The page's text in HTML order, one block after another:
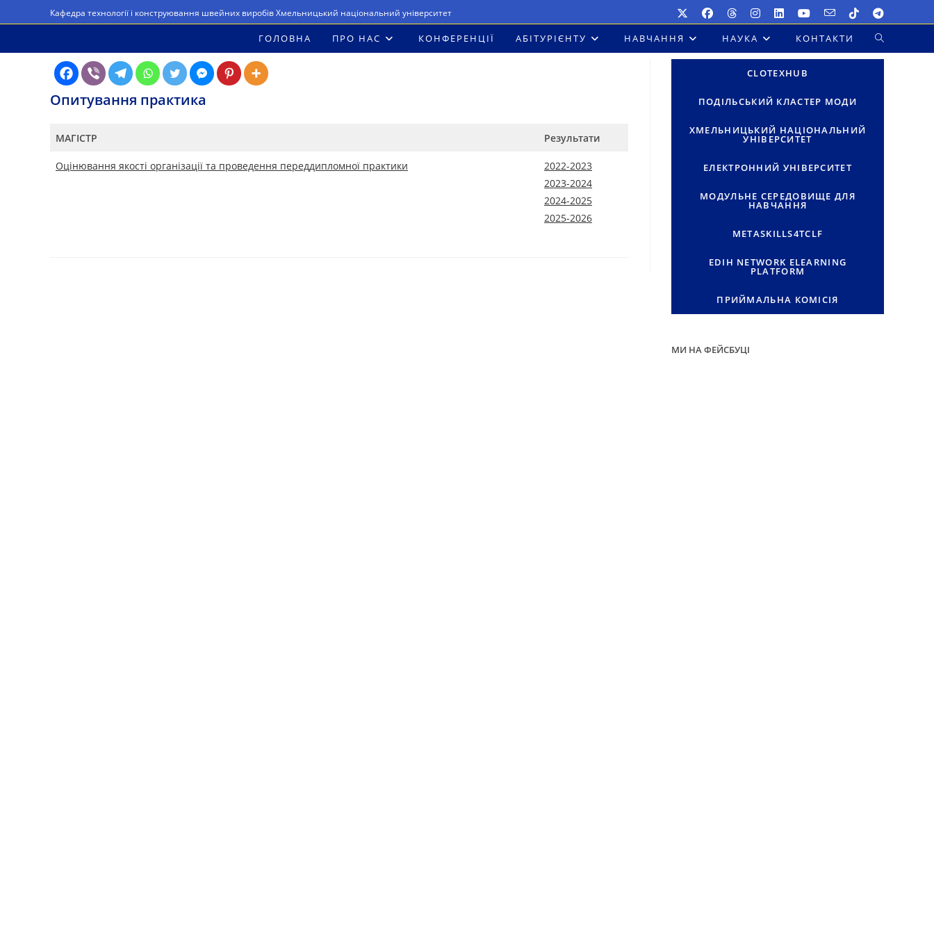
до
Кафедра технології і конструювання швейних виробів Хмельницький національний університет
ГОЛОВНА ПРО НАС КОНФЕРЕНЦІЇ АБІТУРІЄНТУ НАВЧАННЯ НАУКА КОНТАКТИ
Опитування практика
МАГІСТР Результати
Оцінювання якості організації та проведення переддипломної практики
2022-2023
2023-2024
2024-2025
2025-2026
CLOTEXHUB
ПОДІЛЬСЬКИЙ КЛАСТЕР МОДИ
ХМЕЛЬНИЦЬКИЙ НАЦІОНАЛЬНИЙ
УНІВЕРСИТЕТ
ЕЛЕКТРОННИЙ УНІВЕРСИТЕТ
МОДУЛЬНЕ СЕРЕДОВИЩЕ ДЛЯ
НАВЧАННЯ
METASKILLS4TCLF
EDIH NETWORK ELEARNING
PLATFORM
ПРИЙМАЛЬНА КОМІСІЯ
МИ НА ФЕЙСБУЦІ